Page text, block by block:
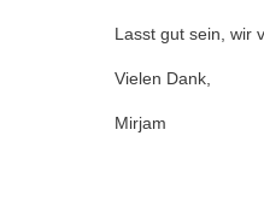
Lasst gut sein, wir
Vielen Dank,
Mirjam